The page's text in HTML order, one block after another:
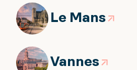
Le Mans
Vannes